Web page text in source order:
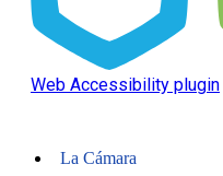
Web Accessibility plugin
La Cámara